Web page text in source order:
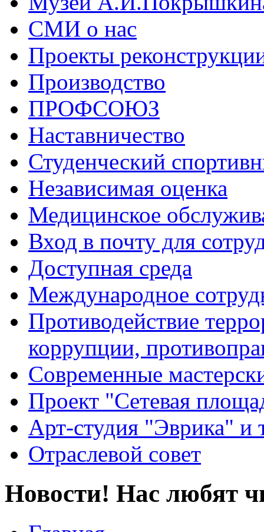
СМИ о нас
Проекты
Производство
ПРОФСОЮЗ
Наставничество
Студенческий
Независимая оценка
Медицинское
Вход в почту для
Доступная среда
Международное
Противодействие
коррупции,
Современные
Проект "Сетевая
Арт-студия "Эврика" и
Отраслевой совет
Новости! Нас любят